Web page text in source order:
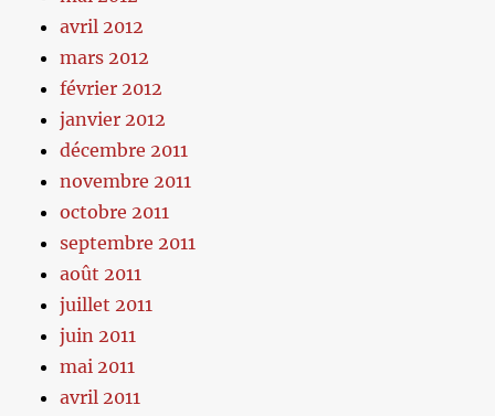
avril 2012
mars 2012
février 2012
janvier 2012
décembre 2011
novembre 2011
octobre 2011
septembre 2011
août 2011
juillet 2011
juin 2011
mai 2011
avril 2011